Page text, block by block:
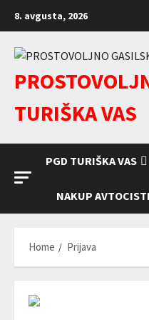
content
8. avgusta, 2026
TURIŠKA VAS
PGD TURIŠKA VAS
NAKUP
Home Prijava